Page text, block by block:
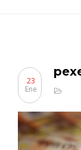
23
Ene